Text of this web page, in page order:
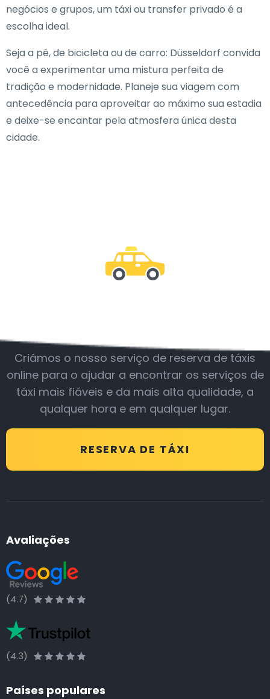
negócios e grupos, um táxi ou transfer privado é a
escolha ideal.
Seja a pé, de bicicleta ou de carro: Düsseldorf convida
você a experimentar uma mistura perfeita de
tradição e modernidade. Planeje sua viagem com
antecedência para aproveitar ao máximo sua estadia
e deixe-se encantar pela atmosfera única desta
cidade.
Criámos o nosso serviço de reserva de táxis
online para o ajudar a encontrar os serviços de
táxi mais fiáveis e da mais alta qualidade, a
qualquer hora e em qualquer lugar.
RESERVA DE TÁXI
Avaliações
(4.7)
(4.3)
Países populares